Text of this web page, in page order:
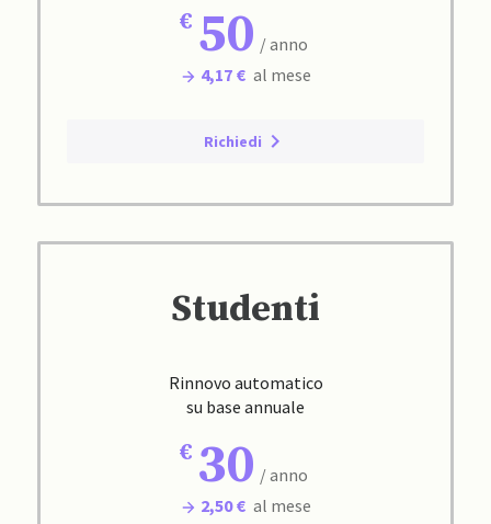
50 / anno
4,17 € al mese
Richiedi
Studenti
Rinnovo automatico
su base annuale
30 / anno
2,50 € al mese